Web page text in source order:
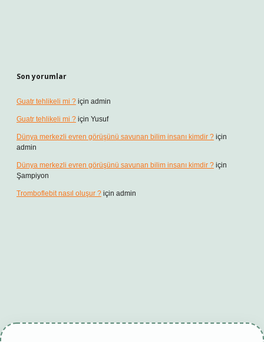
Son yorumlar
Guatr tehlikeli mi ? için admin
Guatr tehlikeli mi ? için Yusuf
Dünya merkezli evren görüşünü savunan bilim insanı kimdir ? için
admin
Dünya merkezli evren görüşünü savunan bilim insanı kimdir ? için
Şampiyon
Tromboflebit nasıl oluşur ? için admin
girişbetexper güncel